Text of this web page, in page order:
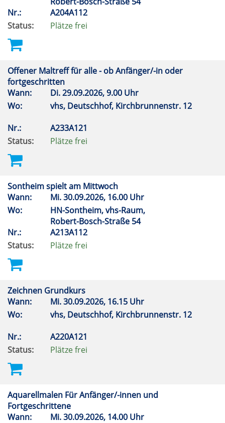
Nr.:
A204A112
Status:
Plätze frei
Offener Maltreff für alle - ob Anfänger/-in oder
fortgeschritten
Wann:
Di.29.09.2026, 9.00 Uhr
Wo:
vhs, Deutschhof, Kirchbrunnenstr. 12
Nr.:
A233A121
Status:
Plätze frei
Sontheim spielt am Mittwoch
Wann:
Mi.30.09.2026, 16.00 Uhr
Wo:
HN-Sontheim, vhs-Raum,
Robert-Bosch-Straße 54
Nr.:
A213A112
Status:
Plätze frei
Zeichnen Grundkurs
Wann:
Mi.30.09.2026, 16.15 Uhr
Wo:
vhs, Deutschhof, Kirchbrunnenstr. 12
Nr.:
A220A121
Status:
Plätze frei
Aquarellmalen Für Anfänger/-innen und
Fortgeschrittene
Wann:
Mi.30.09.2026, 14.00 Uhr